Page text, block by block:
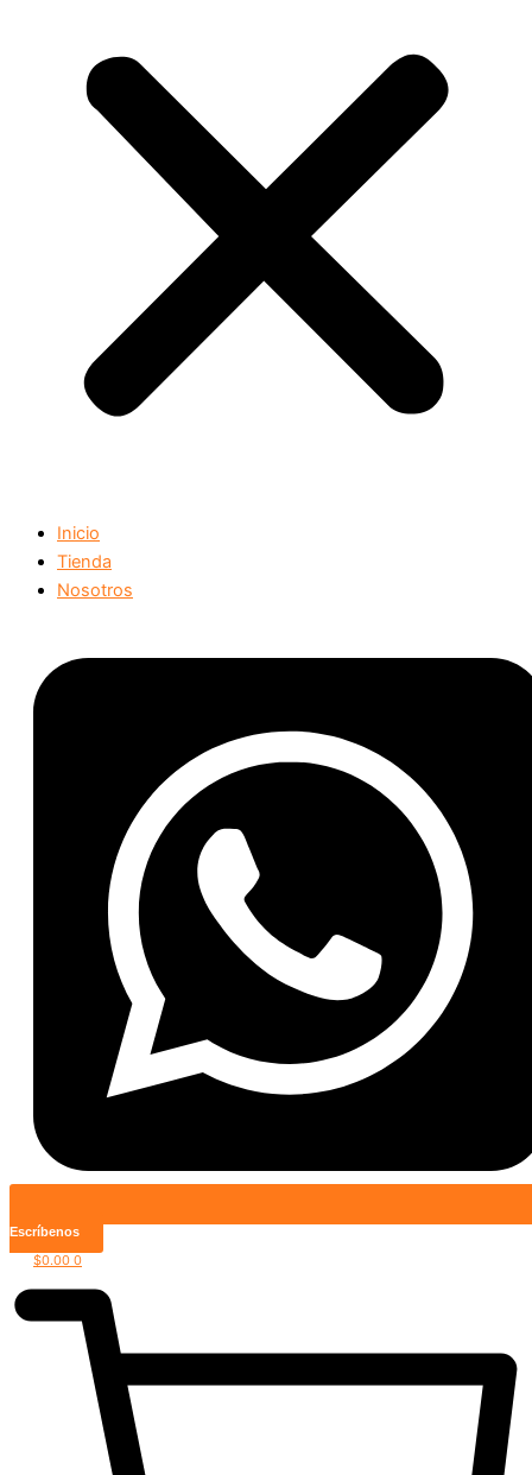
Inicio
Tienda
Nosotros
Escríbenos
$0.00 0